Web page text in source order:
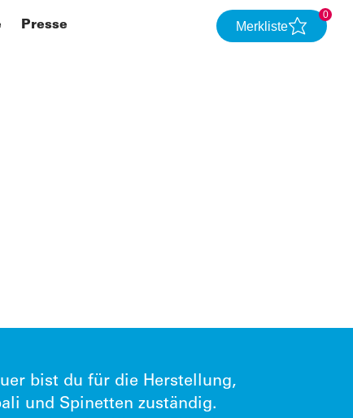
Presse Merkliste
0
bist du für die Herstellung,
und Spinetten zuständig.